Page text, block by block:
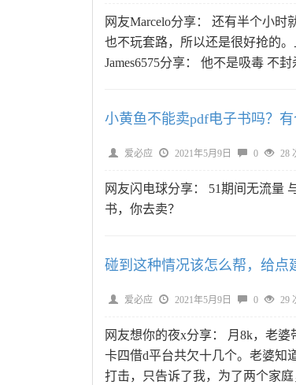
网友Marcelo分享： 还有半个小时
也不玩套路，所以还是很好抢的
James6575分享： 他不是吸毒 不
小黄鱼不能卖pdf电子书吗？
爱必应 2021年5月9日 0 28
网友闪电球分享： 51期间无流量
书，你去卖？
碰到这种情况该怎么帮，给点
爱必应 2021年5月9日 0 29
网友想你的夜x分享： 月8k，老
卡四借d平台共欠十几个。老婆知
打击，只告诉了我，为了两个家